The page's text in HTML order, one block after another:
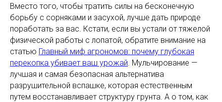
Вместо того, чтобы тратить силы на бесконечную
борьбу с сорняками и засухой, лучше дать природе
поработать за вас. Кстати, если вы устали от тяжелой
физической работы с лопатой, обратите внимание на
статью Главный миф агрономов: почему глубокая
перекопка убивает ваш урожай. Мульчирование —
лучшая и самая безопасная альтернатива
разрушительной вспашке, которая естественным
путем восстанавливает структуру грунта. А о том, как